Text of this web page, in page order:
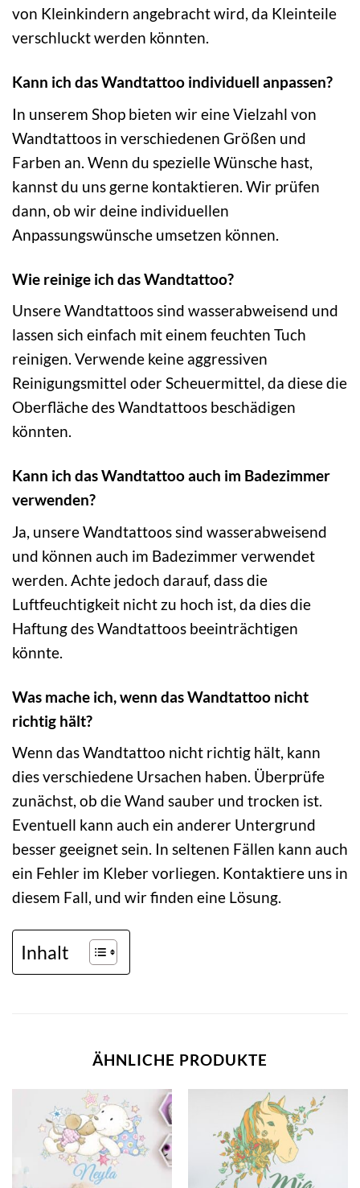
von Kleinkindern angebracht wird, da Kleinteile
verschluckt werden könnten.
Kann ich das Wandtattoo individuell anpassen?
In unserem Shop bieten wir eine Vielzahl von
Wandtattoos in verschiedenen Größen und
Farben an. Wenn du spezielle Wünsche hast,
kannst du uns gerne kontaktieren. Wir prüfen
dann, ob wir deine individuellen
Anpassungswünsche umsetzen können.
Wie reinige ich das Wandtattoo?
Unsere Wandtattoos sind wasserabweisend und
lassen sich einfach mit einem feuchten Tuch
reinigen. Verwende keine aggressiven
Reinigungsmittel oder Scheuermittel, da diese die
Oberfläche des Wandtattoos beschädigen
könnten.
Kann ich das Wandtattoo auch im Badezimmer
verwenden?
Ja, unsere Wandtattoos sind wasserabweisend
und können auch im Badezimmer verwendet
werden. Achte jedoch darauf, dass die
Luftfeuchtigkeit nicht zu hoch ist, da dies die
Haftung des Wandtattoos beeinträchtigen
könnte.
Was mache ich, wenn das Wandtattoo nicht
richtig hält?
Wenn das Wandtattoo nicht richtig hält, kann
dies verschiedene Ursachen haben. Überprüfe
zunächst, ob die Wand sauber und trocken ist.
Eventuell kann auch ein anderer Untergrund
besser geeignet sein. In seltenen Fällen kann auch
ein Fehler im Kleber vorliegen. Kontaktiere uns in
diesem Fall, und wir finden eine Lösung.
Inhalt
ÄHNLICHE PRODUKTE